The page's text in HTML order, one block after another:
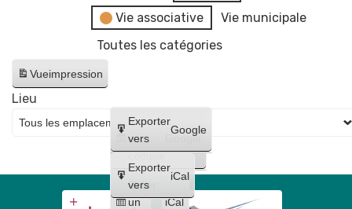
dressing
80e
anniversaire
Vie associative
Vie municipale
Toutes les catégories
Vueimpression
Créer
un
compte
Google
Créer
un
iCal
Exporter
vers
Google
Exporter
vers
iCal
Lieu